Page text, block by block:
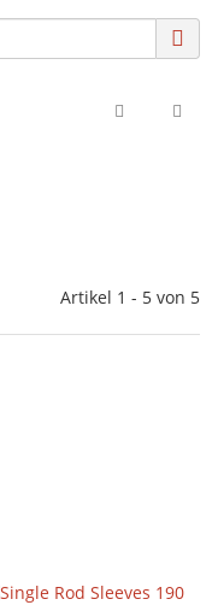
Artikel 1 - 5 von 5